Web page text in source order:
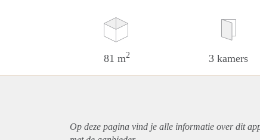
81 m2 3 kamers
Op deze pagina vind je alle informatie over dit